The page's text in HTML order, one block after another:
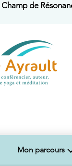
de
Mon parcours